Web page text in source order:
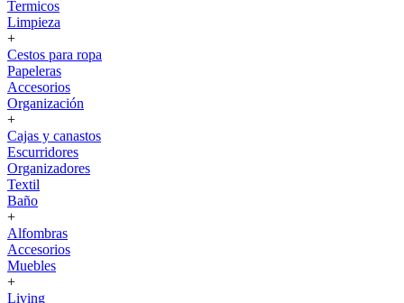
Termicos
Limpieza
+
Cestos para ropa
Papeleras
Accesorios
Organización
+
Cajas y canastos
Escurridores
Organizadores
Textil
Baño
+
Alfombras
Accesorios
Muebles
+
Living